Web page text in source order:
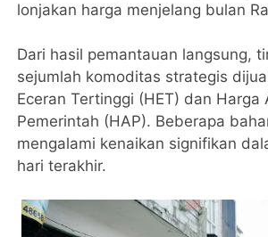
lonjakan harga menjelang bulan
Dari hasil pemantauan langsung,
sejumlah komoditas strategis
Eceran Tertinggi (HET) dan Harga
Pemerintah (HAP). Beberapa
mengalami kenaikan signifikan
hari terakhir.